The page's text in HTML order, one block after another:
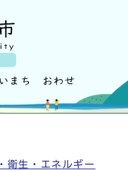
衛生・エネルギー